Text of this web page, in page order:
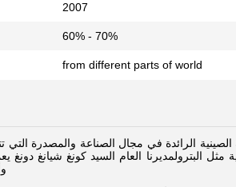
2007
60% - 70%
from different parts of world
الشركة الصينية الرائدة في مجال الصناعة والمصدرة
البترولمديرنا العام السيد كونغ شيانغ دونغ